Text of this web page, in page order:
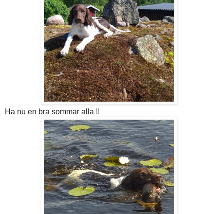
Ha nu en bra sommar alla !!